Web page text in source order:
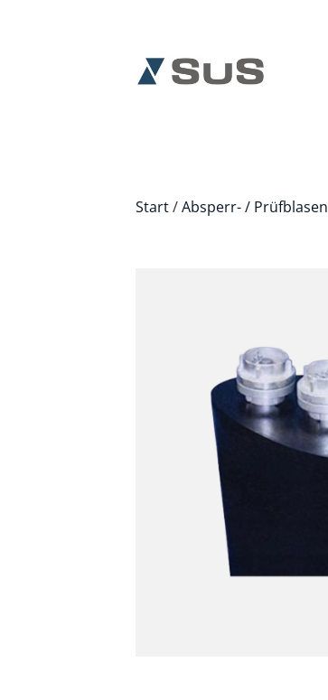
Start/Absperr- / Prüfblasen